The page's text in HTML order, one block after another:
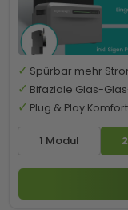
1 Modul
Spürbar mehr
Bifaziale Glas-
Plug & Play